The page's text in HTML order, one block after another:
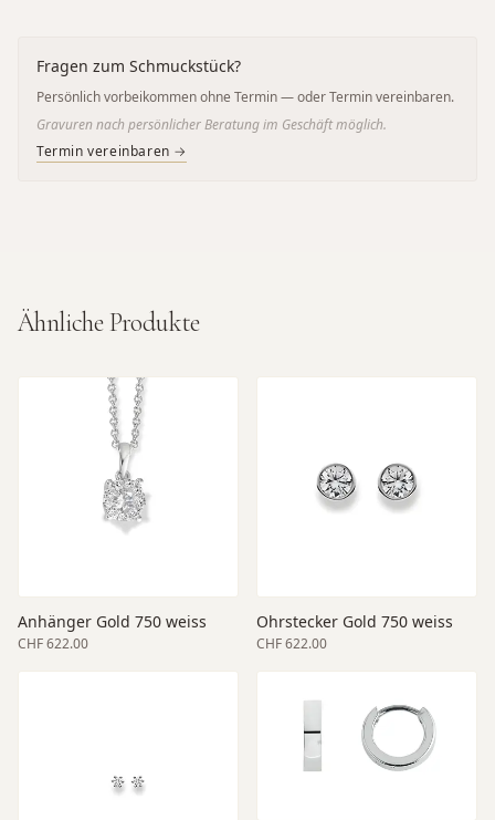
Fragen zum Schmuckstück?
Persönlich vorbeikommen ohne Termin — oder Termin vereinbaren.
Gravuren nach persönlicher Beratung im Geschäft möglich.
Termin vereinbaren →
Ähnliche Produkte
Anhänger Gold 750 weiss
CHF 622.00
Ohrstecker Gold 750 weiss
CHF 622.00